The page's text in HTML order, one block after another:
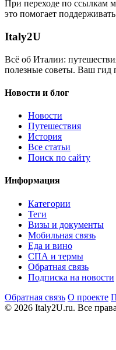
При переходе по
это помогает
Italy2U
Всё об Италии:
полезные советы. Ваш гид
Новости и блог
Новости
Путешествия
История
Все статьи
Поиск по сайту
Информация
Категории
Теги
Визы и документы
Мобильная связь
Еда и вино
СПА и термы
Обратная связь
Подписка на новости
Обратная связь О проекте
© 2026 Italy2U.ru. Все